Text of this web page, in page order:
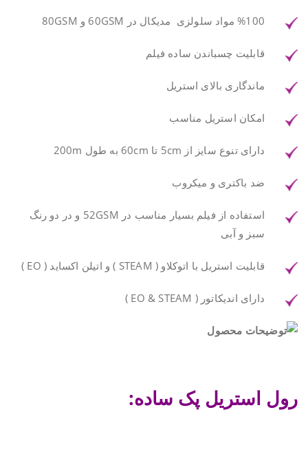
%100 مواد سلولزی مدیکال در 60GSM و 80GSM
قابلیت چسباندن ساده فیلم
ماندگاری بالای استریل
امکان استریل مناسب
دارای تنوع سایز از 5cm تا 60cm به طول 200m
ضد باکتری و میکروب
استفاده از فیلم بسیار مناسب در 52GSM و در دو رنگ
سبز و آبی
قابلیت استریل با اتوکلاو ( STEAM ) و اتیلن اکساید ( EO )
دارای اندیکاتور ( EO & STEAM )
رول استریل پک ساده: